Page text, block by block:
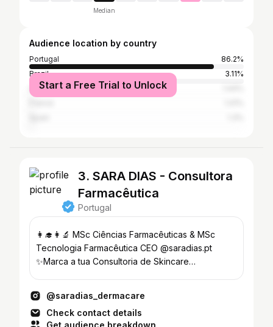
Median
Audience location by country
Portugal
86.2%
Brazil
3.11%
United Kingdom
Start a Free Trial to Unlock
3. SARA DIAS - Consultora
Farmacêutica
Portugal
👩‍🎓👩‍🔬 MSc Ciências Farmacêuticas & MSc
Tecnologia Farmacêutica CEO @saradias.pt
✨Marca a tua Consultoria de Skincare
@saradias_dermacare
Check contact details
Get audience breakdown